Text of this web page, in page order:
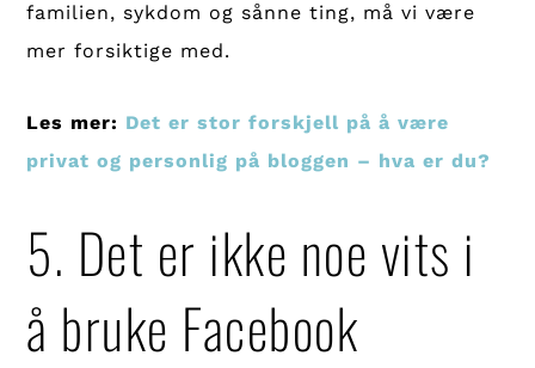
familien, sykdom og sånne ting, må vi være
mer forsiktige med.
Les mer: Det er stor forskjell på å være
privat og personlig på bloggen – hva er du?
5. Det er ikke noe vits i
å bruke Facebook